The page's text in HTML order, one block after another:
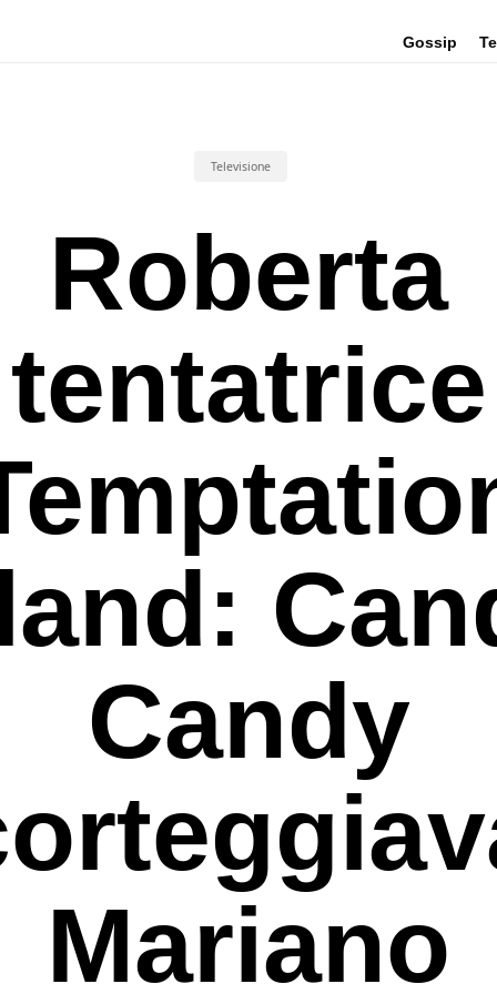
o ESC per uscire
Gossip
Televisione
Roberta
tentatrice
Candy
Mariano